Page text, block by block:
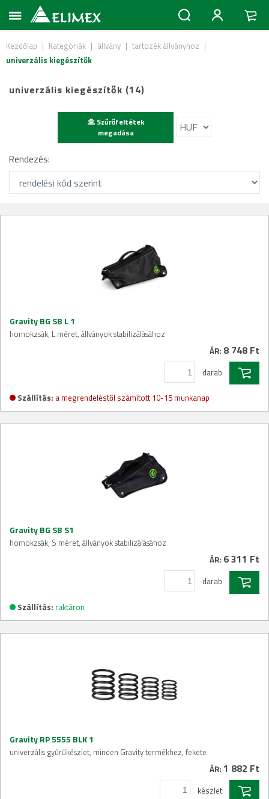
Kezdőlap | Kategóriák | állvány | tartozék állványhoz |
univerzális kiegészítők
univerzális kiegészítők (14)
Szűrőfeltétek
megadása
Rendezés:
Gravity BG SB L 1
homokzsák, L méret, állványok stabilizálásához
ÁR: 8 748 Ft
darab
Szállítás: a megrendeléstől számított 10-15 munkanap
Gravity BG SB S1
homokzsák, S méret, állványok stabilizálásához
ÁR: 6 311 Ft
darab
Szállítás: raktáron
Gravity RP 5555 BLK 1
univerzális gyűrűkészlet, minden Gravity termékhez, fekete
ÁR: 1 882 Ft
készlet